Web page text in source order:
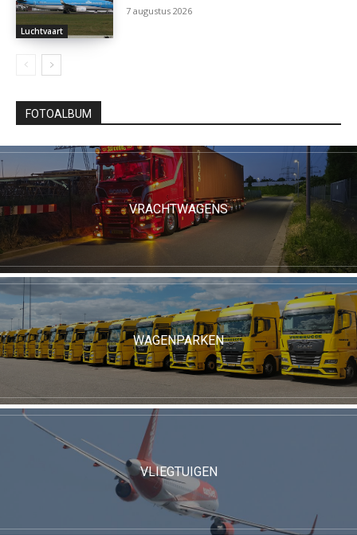
Luchtvaart
7 augustus 2026
FOTOALBUM
VRACHTWAGENS
WAGENPARKEN
VLIEGTUIGEN